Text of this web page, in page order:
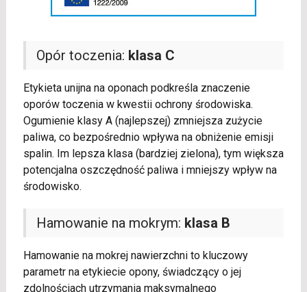
Opór toczenia: klasa C
Etykieta unijna na oponach podkreśla znaczenie
oporów toczenia w kwestii ochrony środowiska.
Ogumienie klasy A (najlepszej) zmniejsza zużycie
paliwa, co bezpośrednio wpływa na obniżenie emisji
spalin. Im lepsza klasa (bardziej zielona), tym większa
potencjalna oszczędność paliwa i mniejszy wpływ na
środowisko.
Hamowanie na mokrym: klasa B
Hamowanie na mokrej nawierzchni to kluczowy
parametr na etykiecie opony, świadczący o jej
zdolnościach utrzymania maksymalnego